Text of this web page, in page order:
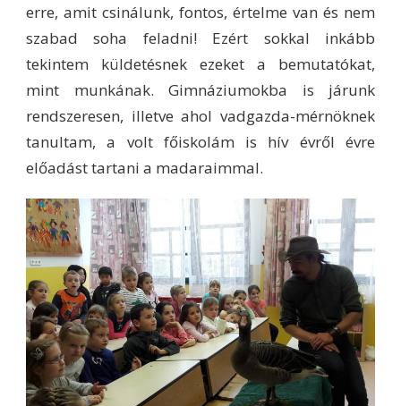
erre, amit csinálunk, fontos, értelme van és nem
szabad soha feladni! Ezért sokkal inkább
tekintem küldetésnek ezeket a bemutatókat,
mint munkának. Gimnáziumokba is járunk
rendszeresen, illetve ahol vadgazda-mérnöknek
tanultam, a volt főiskolám is hív évről évre
előadást tartani a madaraimmal.